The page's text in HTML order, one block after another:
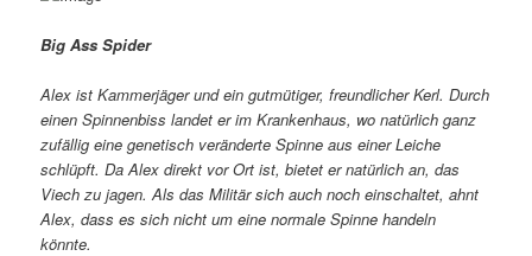
Big Ass Spider
Alex ist Kammerjäger und ein gutmütiger, freundlicher Kerl. Durch
einen Spinnenbiss landet er im Krankenhaus, wo natürlich ganz
zufällig eine genetisch veränderte Spinne aus einer Leiche
schlüpft. Da Alex direkt vor Ort ist, bietet er natürlich an, das
Viech zu jagen. Als das Militär sich auch noch einschaltet, ahnt
Alex, dass es sich nicht um eine normale Spinne handeln
könnte.